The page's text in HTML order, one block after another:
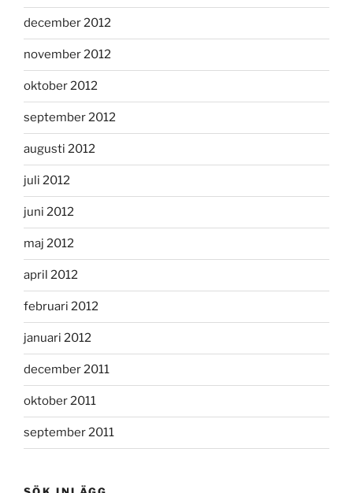
december 2012
november 2012
oktober 2012
september 2012
augusti 2012
juli 2012
juni 2012
maj 2012
april 2012
februari 2012
januari 2012
december 2011
oktober 2011
september 2011